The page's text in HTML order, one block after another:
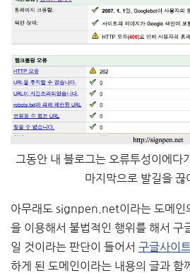
그동안 내 블로그는 오류투성이에다
마지막으로 발길을 끊
아무래도 signpen.net이라는 도메인
을 이용해서 불법적인 행위를 해서 구
일 것이라는 판단이 들어서 구글사이
하게 된 도메인이라는 내용의 글과 함